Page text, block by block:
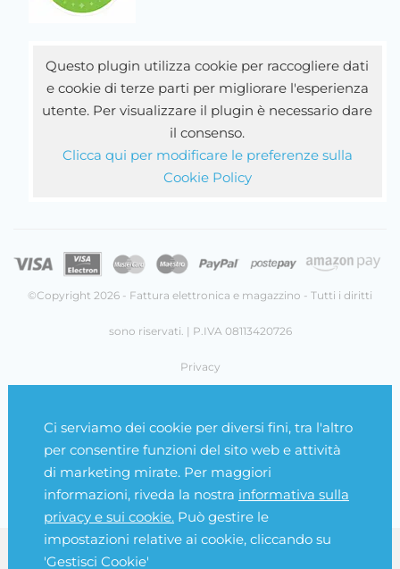
Ci serviamo dei cookie per diversi fini, tra l'altro
per consentire funzioni del sito web e attività
di marketing mirate. Per maggiori
informazioni, riveda la nostra informativa sulla
privacy e sui cookie.Può gestire le
impostazioni relative ai cookie, cliccando su
'Gestisci Cookie'
Questo plugin utilizza cookie per raccogliere dati
e cookie di terze parti per migliorare l'esperienza
utente. Per visualizzare il plugin è necessario dare
il consenso.
Clicca qui per modificare le preferenze sulla
Cookie Policy
©Copyright 2026 - Fattura elettronica e magazzino - Tutti i diritti
sono riservati. | P.IVA 08113420726
Privacy
Gestisci Cookie
Credits
Questo plugin utilizza cookie per raccogliere dati e cookie